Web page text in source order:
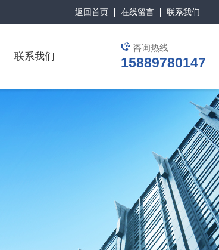
返回首页 在线留言 联系我们
咨询热线
15889780147
联系我们